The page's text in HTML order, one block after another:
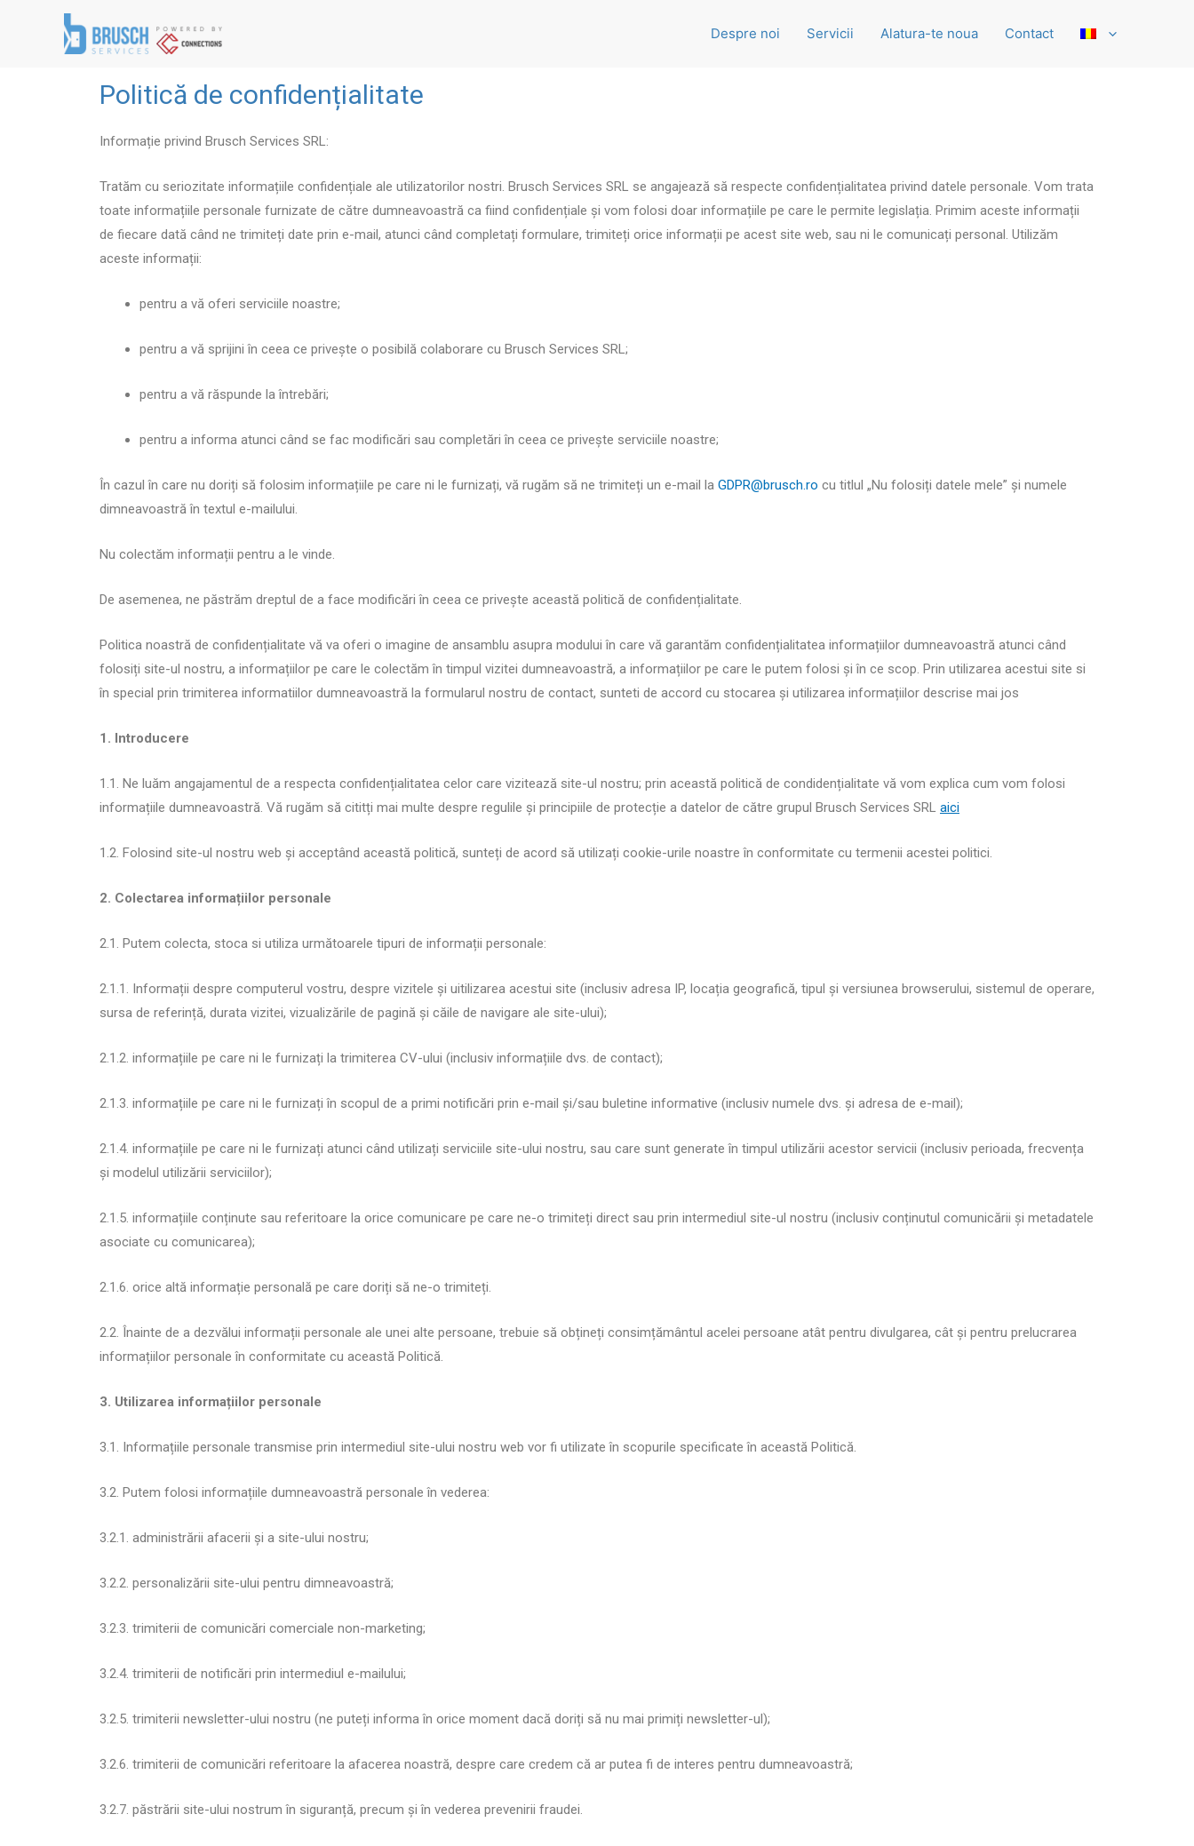
Despre noi Servicii Alatura-te noua Contact
Politică de confidențialitate
Informație privind Brusch Services SRL:
Tratăm cu seriozitate informațiile confidențiale ale utilizatorilor nostri. Brusch Services SRL se angajează să respecte confidențialitatea privind datele personale. Vom trata
toate informațiile personale furnizate de către dumneavoastră ca fiind confidențiale și vom folosi doar informațiile pe care le permite legislația. Primim aceste informații
de fiecare dată când ne trimiteți date prin e-mail, atunci când completați formulare, trimiteți orice informații pe acest site web, sau ni le comunicați personal. Utilizăm
aceste informații:
pentru a vă oferi serviciile noastre;
pentru a vă sprijini în ceea ce privește o posibilă colaborare cu Brusch Services SRL;
pentru a vă răspunde la întrebări;
pentru a informa atunci când se fac modificări sau completări în ceea ce privește serviciile noastre;
În cazul în care nu doriți să folosim informațiile pe care ni le furnizați, vă rugăm să ne trimiteți un e-mail la GDPR@brusch.ro cu titlul „Nu folosiți datele mele” și numele
dimneavoastră în textul e-mailului.
Nu colectăm informații pentru a le vinde.
De asemenea, ne păstrăm dreptul de a face modificări în ceea ce privește această politică de confidențialitate.
Politica noastră de confidențialitate vă va oferi o imagine de ansamblu asupra modului în care vă garantăm confidențialitatea informațiilor dumneavoastră atunci când
folosiți site-ul nostru, a informațiilor pe care le colectăm în timpul vizitei dumneavoastră, a informațiilor pe care le putem folosi și în ce scop. Prin utilizarea acestui site si
în special prin trimiterea informatiilor dumneavoastră la formularul nostru de contact, sunteti de accord cu stocarea și utilizarea informațiilor descrise mai jos
1. Introducere
1.1. Ne luăm angajamentul de a respecta confidențialitatea celor care vizitează site-ul nostru; prin această politică de condidențialitate vă vom explica cum vom folosi
informațiile dumneavoastră. Vă rugăm să cititți mai multe despre regulile și principiile de protecție a datelor de către grupul Brusch Services SRL aici
1.2. Folosind site-ul nostru web și acceptând această politică, sunteți de acord să utilizați cookie-urile noastre în conformitate cu termenii acestei politici.
2. Colectarea informațiilor personale
2.1. Putem colecta, stoca si utiliza următoarele tipuri de informații personale:
2.1.1. Informații despre computerul vostru, despre vizitele și uitilizarea acestui site (inclusiv adresa IP, locația geografică, tipul și versiunea browserului, sistemul de operare,
sursa de referință, durata vizitei, vizualizările de pagină și căile de navigare ale site-ului);
2.1.2. informațiile pe care ni le furnizați la trimiterea CV-ului (inclusiv informațiile dvs. de contact);
2.1.3. informațiile pe care ni le furnizați în scopul de a primi notificări prin e-mail și/sau buletine informative (inclusiv numele dvs. și adresa de e-mail);
2.1.4. informațiile pe care ni le furnizați atunci când utilizați serviciile site-ului nostru, sau care sunt generate în timpul utilizării acestor servicii (inclusiv perioada, frecvența
și modelul utilizării serviciilor);
2.1.5. informațiile conținute sau referitoare la orice comunicare pe care ne-o trimiteți direct sau prin intermediul site-ul nostru (inclusiv conținutul comunicării și metadatele
asociate cu comunicarea);
2.1.6. orice altă informație personală pe care doriți să ne-o trimiteți.
2.2. Înainte de a dezvălui informații personale ale unei alte persoane, trebuie să obțineți consimțământul acelei persoane atât pentru divulgarea, cât și pentru prelucrarea
informațiilor personale în conformitate cu această Politică.
3. Utilizarea informațiilor personale
3.1. Informațiile personale transmise prin intermediul site-ului nostru web vor fi utilizate în scopurile specificate în această Politică.
3.2. Putem folosi informațiile dumneavoastră personale în vederea:
3.2.1. administrării afacerii și a site-ului nostru;
3.2.2. personalizării site-ului pentru dimneavoastră;
3.2.3. trimiterii de comunicări comerciale non-marketing;
3.2.4. trimiterii de notificări prin intermediul e-mailului;
3.2.5. trimiterii newsletter-ului nostru (ne puteți informa în orice moment dacă doriți să nu mai primiți newsletter-ul);
3.2.6. trimiterii de comunicări referitoare la afacerea noastră, despre care credem că ar putea fi de interes pentru dumneavoastră;
3.2.7. păstrării site-ului nostrum în siguranță, precum și în vederea prevenirii fraudei.